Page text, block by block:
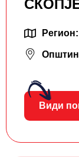
Регион:
Види